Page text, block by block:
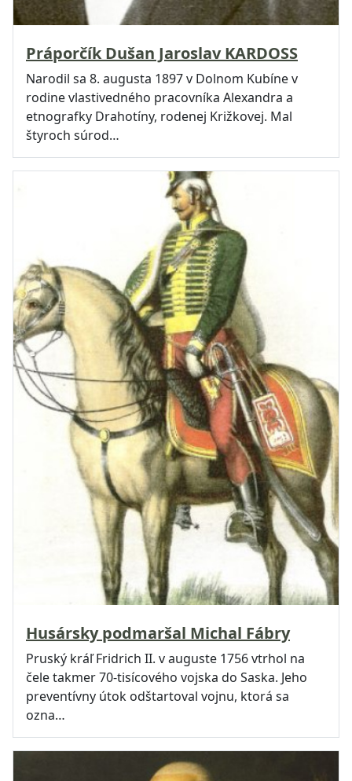
Práporčík Dušan Jaroslav KARDOSS
Narodil sa 8. augusta 1897 v Dolnom Kubíne v
rodine vlastivedného pracovníka Alexandra a
etnografky Drahotíny, rodenej Križkovej. Mal
štyroch súrod…
Husársky podmaršal Michal Fábry
Pruský kráľ Fridrich II. v auguste 1756 vtrhol na
čele takmer 70-tisícového vojska do Saska. Jeho
preventívny útok odštartoval vojnu, ktorá sa
ozna…